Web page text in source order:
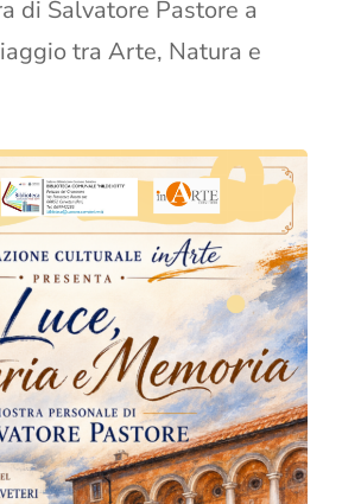
di Salvatore Pastore a
tra Arte, Natura e